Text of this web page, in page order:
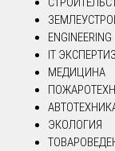
ENGINEERING
IT
МЕДИЦИНА
ЭКОЛОГИЯ